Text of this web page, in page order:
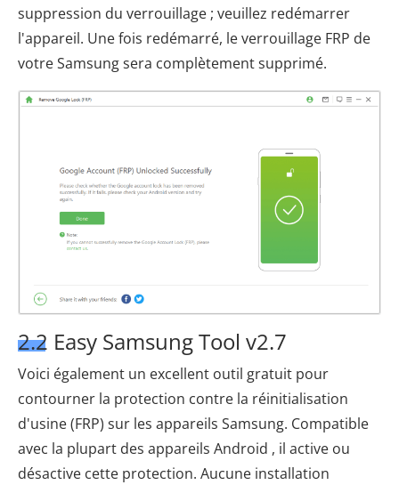
suppression du verrouillage ; veuillez redémarrer
l'appareil. Une fois redémarré, le verrouillage FRP de
votre Samsung sera complètement supprimé.
2.2 Easy Samsung Tool v2.7
Voici également un excellent outil gratuit pour
contourner la protection contre la réinitialisation
d'usine (FRP) sur les appareils Samsung. Compatible
avec la plupart des appareils Android , il active ou
désactive cette protection. Aucune installation